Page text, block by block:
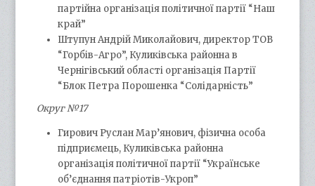
партійна організація політичної партії “Наш
край”
Штупун Андрій Миколайович, директор ТОВ
“Горбів-Агро”, Куликівська районна в
Чернігівський області організація Партії
“Блок Петра Порошенка “Солідарність”
Округ №17
Гирович Руслан Мар’янович, фізична особа
підприємець, Куликівська районна
організація політичної партії “Українське
об’єднання патріотів-Укроп”